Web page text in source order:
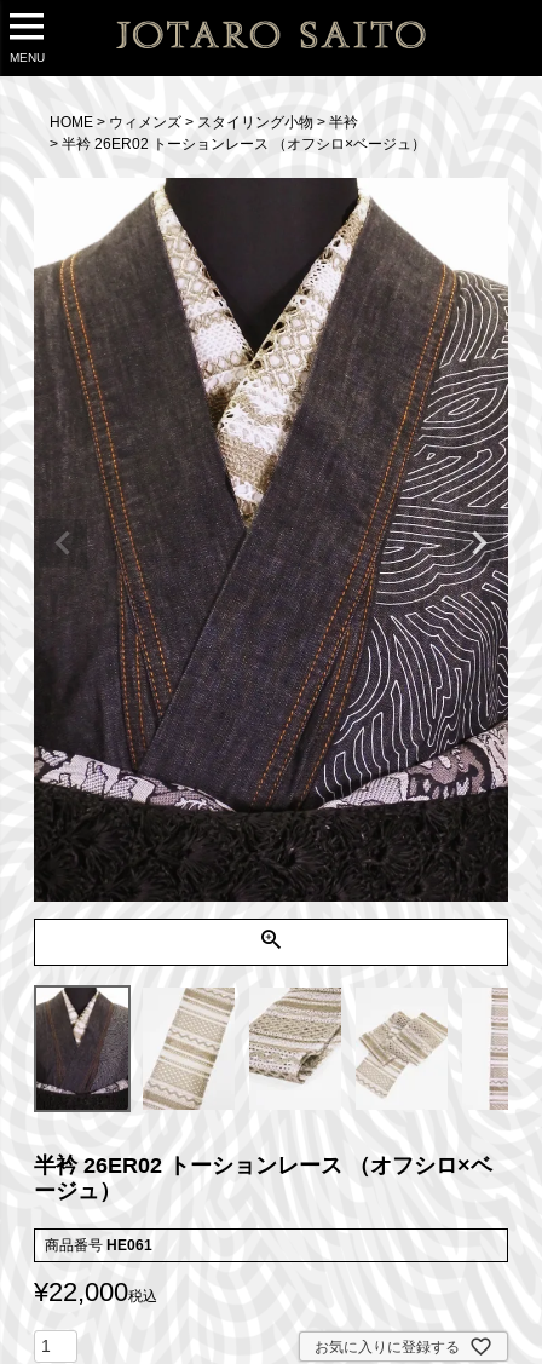
MENU
HOME ウィメンズ スタイリング小物
半衿
半衿 26ER02 トーションレース （オフシロ×ベージュ）
半衿 26ER02 トーションレース （オフシロ×ベ
ージュ）
商品番号 HE061
¥22,000税込
お気に入りに登録する